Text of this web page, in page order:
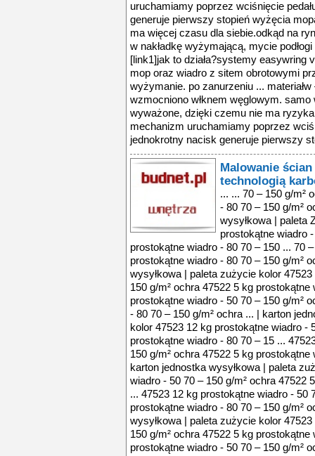
uruchamiamy poprzez wciśnięcie
generuje pierwszy stopień wyżęcia
ma więcej czasu dla siebie.odkąd na
w nakładkę wyżymającą, mycie
[link1]jak to działa?systemy easywring
mop oraz wiadro z sitem obrotowymi
wyżymanie. po zanurzeniu ...
wzmocniono włknem węglowym.
wyważone, dzięki czemu nie ma
mechanizm uruchamiamy poprzez
jednokrotny nacisk generuje pierwszy
Malowanie
technologią
... ... 70 – 150 g/m²
- 80 70 – 150 g/m²
wysyłkowa | paleta
prostokątne wiadro
prostokątne wiadro - 80 70 – 150 ... 70
prostokątne wiadro - 80 70 – 150 g/m²
wysyłkowa | paleta zużycie kolor
150 g/m² ochra 47522 5 kg
prostokątne wiadro - 50 70 – 150 g/m²
- 80 70 – 150 g/m² ochra ... | karton
kolor 47523 12 kg prostokątne wiadro -
prostokątne wiadro - 80 70 – 15 ...
150 g/m² ochra 47522 5 kg
karton jednostka wysyłkowa | paleta
wiadro - 50 70 – 150 g/m² ochra 47522
... 47523 12 kg prostokątne wiadro - 50
prostokątne wiadro - 80 70 – 150 g/m²
wysyłkowa | paleta zużycie kolor
150 g/m² ochra 47522 5 kg
prostokątne wiadro - 50 70 – 150 g/m²